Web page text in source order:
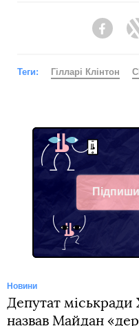
Теги: Гілларі Клінтон
Telegram
Новини
Депутат
назвав Майдан